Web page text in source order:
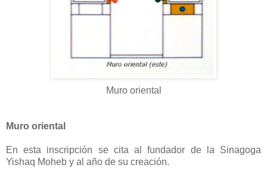
Muro oriental
Muro oriental
En esta inscripción se cita al fundador de la Sinagoga
Yishaq Moheb y al año de su creación.